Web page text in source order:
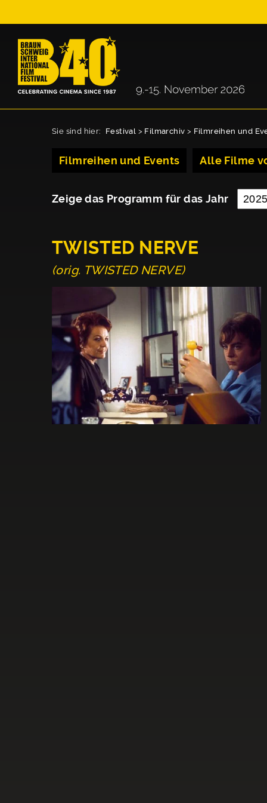
Sie sind hier: Festival > Filmarchiv > Filmreihen und
Filmreihen und Events Alle Filme
Zeige das Programm für das Jahr
TWISTED NERVE
(orig. TWISTED NERVE)